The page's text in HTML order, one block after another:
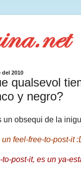
2010
qualsevol
y negro?
un obsequi de la
feel-free-to-post-it
post-it, es un ya-